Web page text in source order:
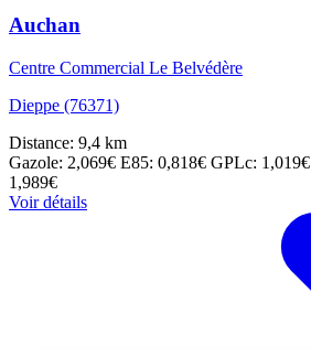
Auchan
Centre Commercial Le Belvédère
Dieppe (76371)
Distance: 9,4 km
Gazole: 2,069€ E85: 0,818€ GPLc: 1,019€
1,989€
Voir détails